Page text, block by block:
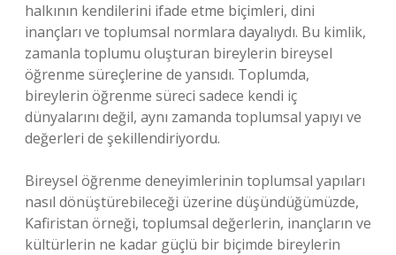
halkının kendilerini ifade etme biçimleri, dini
inançları ve toplumsal normlara dayalıydı. Bu kimlik,
zamanla toplumu oluşturan bireylerin bireysel
öğrenme süreçlerine de yansıdı. Toplumda,
bireylerin öğrenme süreci sadece kendi iç
dünyalarını değil, aynı zamanda toplumsal yapıyı ve
değerleri de şekillendiriyordu.
Bireysel öğrenme deneyimlerinin toplumsal yapıları
nasıl dönüştürebileceği üzerine düşündüğümüzde,
Kafiristan örneği, toplumsal değerlerin, inançların ve
kültürlerin ne kadar güçlü bir biçimde bireylerin